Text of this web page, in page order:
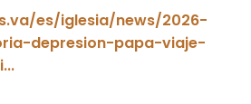
es/iglesia/news/2026-
depresion-papa-viaje-